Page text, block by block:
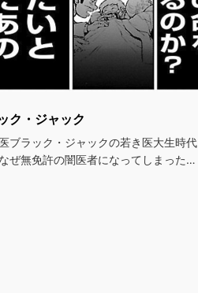
ク・ジャック
ブラック・ジャックの若き医大生時代
ぜ無免許の闇医者になってしまったの